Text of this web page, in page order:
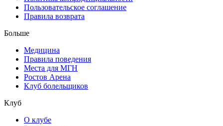
Пользовательское соглашение
Правила возврата
Больше
Медицина
Правила поведения
Места для МГН
Ростов Арена
Клуб болельщиков
Клуб
О клубе